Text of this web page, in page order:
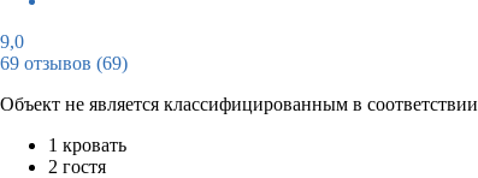
9,0
69 отзывов (69)
Объект не является классифицированным в
1 кровать
2 гостя